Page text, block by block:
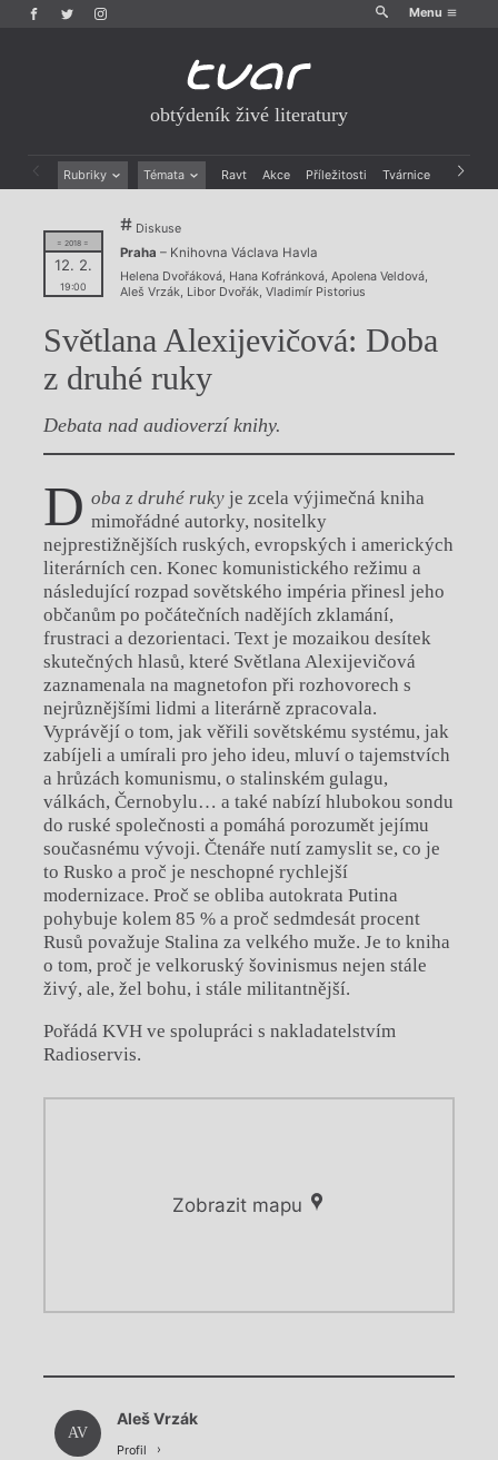
Menu
obtýdeník živé literatury
Rubriky Témata Ravt Akce Příležitosti Tvárnice Archiv
Drobná publicistika
Esejistika
Recenze a reflexe
Reportáže
Právě vychází
Mauzoleum
Historie kolonialismu
Výroční ceny
= 2018 =
12. 2.
19:00
Diskuse
Praha – Knihovna Václava Havla
Helena Dvořáková, Hana Kofránková, Apolena Veldová,
Aleš Vrzák, Libor Dvořák, Vladimír Pistorius
Světlana Alexijevičová: Doba
z druhé ruky
Debata nad audioverzí knihy.
D oba z druhé ruky je zcela výjimečná kniha
mimořádné autorky, nositelky
nejprestižnějších ruských, evropských i amerických
literárních cen. Konec komunistického režimu a
následující rozpad sovětského impéria přinesl jeho
občanům po počátečních nadějích zklamání,
frustraci a dezorientaci. Text je mozaikou desítek
skutečných hlasů, které Světlana Alexijevičová
zaznamenala na magnetofon při rozhovorech s
nejrůznějšími lidmi a literárně zpracovala.
Vyprávějí o tom, jak věřili sovětskému systému, jak
zabíjeli a umírali pro jeho ideu, mluví o tajemstvích
a hrůzách komunismu, o stalinském gulagu,
válkách, Černobylu… a také nabízí hlubokou sondu
do ruské společnosti a pomáhá porozumět jejímu
současnému vývoji. Čtenáře nutí zamyslit se, co je
to Rusko a proč je neschopné rychlejší
modernizace. Proč se obliba autokrata Putina
pohybuje kolem 85 % a proč sedmdesát procent
Rusů považuje Stalina za velkého muže. Je to kniha
o tom, proč je velkoruský šovinismus nejen stále
živý, ale, žel bohu, i stále militantnější.
Pořádá KVH ve spolupráci s nakladatelstvím
Radioservis.
Zobrazit mapu
Chviličku.
AV
Aleš Vrzák
Profil